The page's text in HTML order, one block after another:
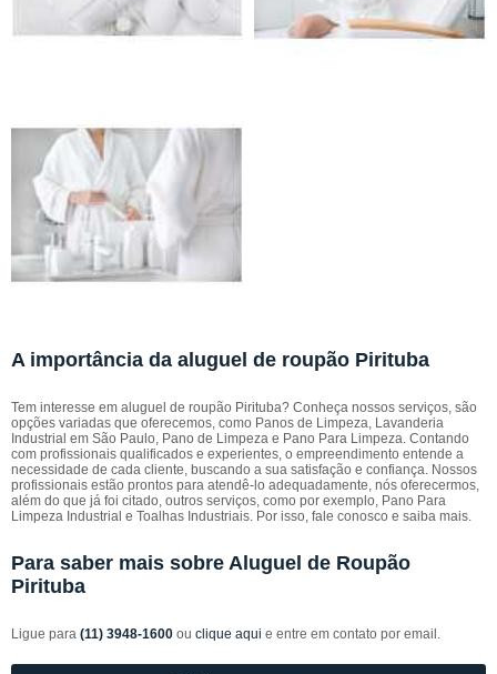
A importância da aluguel de roupão Pirituba
Tem interesse em aluguel de roupão Pirituba? Conheça nossos serviços, são
opções variadas que oferecemos, como Panos de Limpeza, Lavanderia
Industrial em São Paulo, Pano de Limpeza e Pano Para Limpeza. Contando
com profissionais qualificados e experientes, o empreendimento entende a
necessidade de cada cliente, buscando a sua satisfação e confiança. Nossos
profissionais estão prontos para atendê-lo adequadamente, nós oferecermos,
além do que já foi citado, outros serviços, como por exemplo, Pano Para
Limpeza Industrial e Toalhas Industriais. Por isso, fale conosco e saiba mais.
Para saber mais sobre Aluguel de Roupão
Pirituba
Ligue para (11) 3948-1600 ou clique aqui e entre em contato por email.